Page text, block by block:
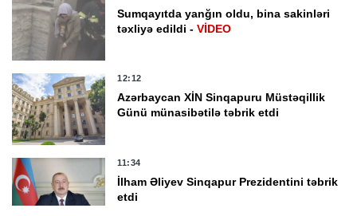
Sumqayıtda yanğın oldu, bina sakinləri
təxliyə edildi -VİDEO
12:12
Azərbaycan XİN Sinqapuru Müstəqillik
Günü münasibətilə təbrik etdi
11:34
İlham Əliyev Sinqapur Prezidentini təbrik
etdi